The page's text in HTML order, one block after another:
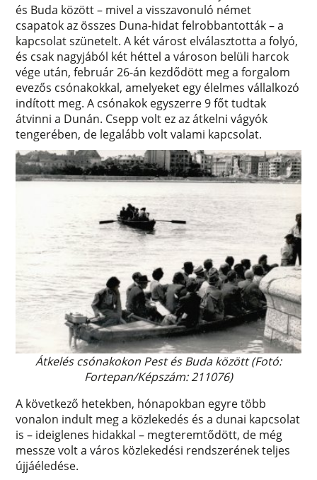
és Buda között – mivel a visszavonuló német
csapatok az összes Duna-hidat felrobbantották – a
kapcsolat szünetelt. A két várost elválasztotta a folyó,
és csak nagyjából két héttel a városon belüli harcok
vége után, február 26-án kezdődött meg a forgalom
evezős csónakokkal, amelyeket egy élelmes vállalkozó
indított meg. A csónakok egyszerre 9 főt tudtak
átvinni a Dunán. Csepp volt ez az átkelni vágyók
tengerében, de legalább volt valami kapcsolat.
Átkelés csónakokon Pest és Buda között (Fotó:
Fortepan/Képszám: 211076)
A következő hetekben, hónapokban egyre több
vonalon indult meg a közlekedés és a dunai kapcsolat
is – ideiglenes hidakkal – megteremtődött, de még
messze volt a város közlekedési rendszerének teljes
újjáéledése.